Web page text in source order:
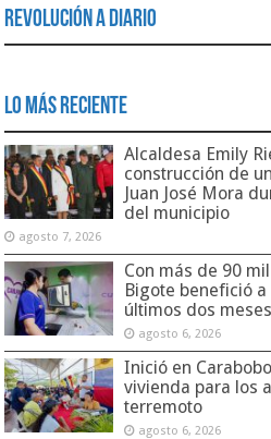
Revolución a Diario
Lo Más Reciente
Alcaldesa Emily
construcción de
Juan José Mora
del municipio
agosto 7, 2026
Con más de 90
Bigote benefició
últimos dos meses
agosto 6, 2026
Inició en
vivienda para los
terremoto
agosto 6, 2026